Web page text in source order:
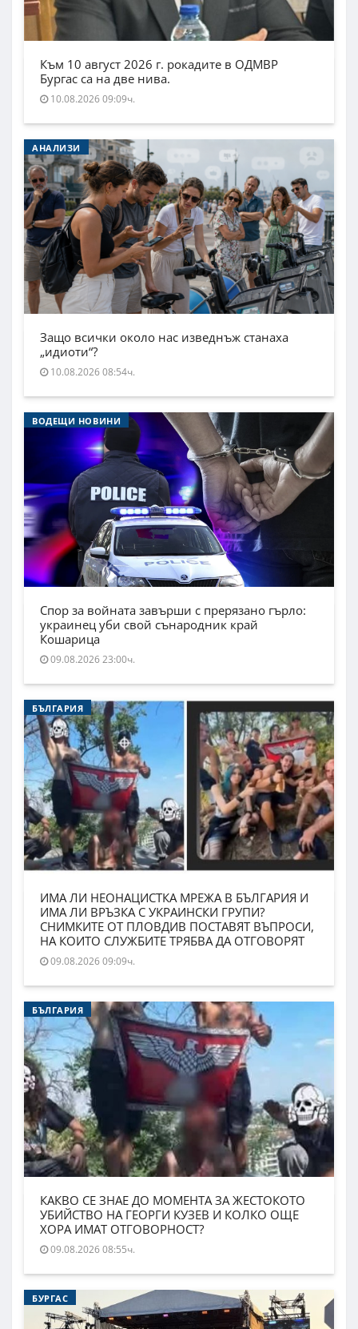
Към 10 август 2026 г. рокадите в ОДМВР
Бургас са на две нива.
10.08.2026 09:09ч.
АНАЛИЗИ
Защо всички около нас изведнъж станаха
„идиоти“?
10.08.2026 08:54ч.
ВОДЕЩИ НОВИНИ
Спор за войната завърши с прерязано гърло:
украинец уби свой сънародник край
Кошарица
09.08.2026 23:00ч.
БЪЛГАРИЯ
ИМА ЛИ НЕОНАЦИСТКА МРЕЖА В БЪЛГАРИЯ И
ИМА ЛИ ВРЪЗКА С УКРАИНСКИ ГРУПИ?
СНИМКИТЕ ОТ ПЛОВДИВ ПОСТАВЯТ ВЪПРОСИ,
НА КОИТО СЛУЖБИТЕ ТРЯБВА ДА ОТГОВОРЯТ
09.08.2026 09:09ч.
БЪЛГАРИЯ
КАКВО СЕ ЗНАЕ ДО МОМЕНТА ЗА ЖЕСТОКОТО
УБИЙСТВО НА ГЕОРГИ КУЗЕВ И КОЛКО ОЩЕ
ХОРА ИМАТ ОТГОВОРНОСТ?
09.08.2026 08:55ч.
БУРГАС